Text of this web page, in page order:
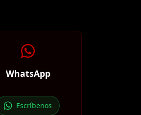
WhatsApp
Escríbenos